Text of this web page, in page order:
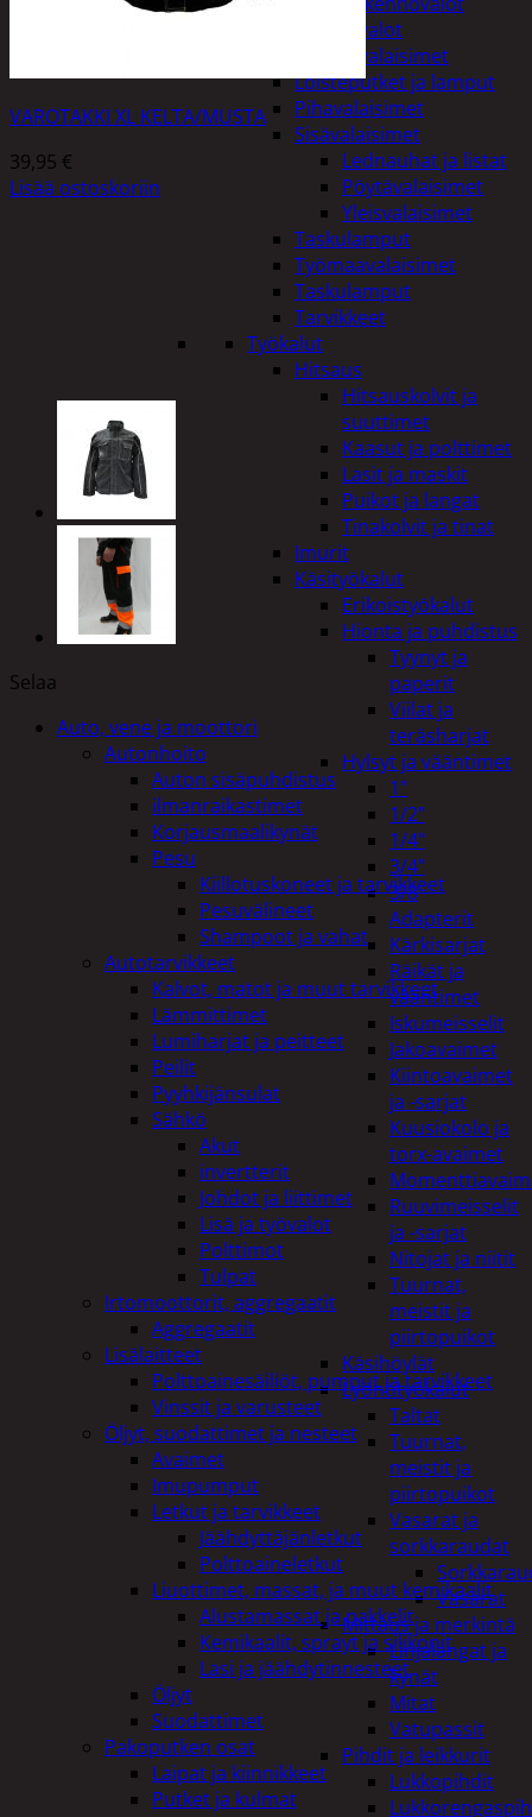
Koristevalot
Koristevalaisimet
Loisteputket ja lamput
Pihavalaisimet
Sisävalaisimet
Lednauhat ja listat
Pöytävalaisimet
Yleisvalaisimet
Taskulamput
Työmaavalaisimet
Taskulamput
Tarvikkeet
Työkalut
Hitsaus
Hitsauskolvit ja
suuttimet
Kaasut ja polttimet
Lasit ja maskit
Puikot ja langat
Tinakolvit ja tinat
Imurit
Käsityökalut
Erikoistyökalut
Hionta ja puhdistus
Tyynyt ja
paperit
Viilat ja
teräsharjat
Hylsyt ja vääntimet
1"
1/2"
1/4"
3/4"
3/8
Adapterit
Kärkisarjat
Räikät ja
vääntimet
Iskumeisselit
Jakoavaimet
Kiintoavaimet
ja -sarjat
Kuusiokolo ja
torx-avaimet
Ruuvimeisselit
ja -sarjat
Nitojat ja niitit
Tuurnat,
meistit ja
piirtopuikot
Käsihöylät
Lyöntityökalut
Taltat
Tuurnat,
meistit ja
piirtopuikot
Vasarat ja
sorkkaraudat
Vasarat
Mittaus ja merkintä
Linjalangat ja
kynät
Mitat
Vatupassit
Pihdit ja leikkurit
Lukkopihdit
VAROTAKKI XL KELTA/MUSTA
39,95 €
Lisää ostoskoriin
Selaa
Auto, vene ja moottori
Autonhoito
Auton sisäpuhdistus
ilmanraikastimet
Korjausmaalikynät
Pesu
Kiillotuskoneet ja tarvikkeet
Pesuvälineet
Shampoot ja vahat
Autotarvikkeet
Kalvot, matot ja muut tarvikkeet
Lämmittimet
Lumiharjat ja peitteet
Peilit
Pyyhkijänsulat
Sähkö
Akut
invertterit
Johdot ja liittimet
Lisä ja työvalot
Polttimot
Tulpat
Irtomoottorit, aggregaatit
Aggregaatit
Lisälaitteet
Polttoainesäiliöt, pumput ja tarvikkeet
Vinssit ja varusteet
Öljyt, suodattimet ja nesteet
Avaimet
Imupumput
Letkut ja tarvikkeet
Jäähdyttäjänletkut
Polttoaineletkut
Liuottimet, massat, ja muut kemikaalit
Alustamassat ja pakkelit
Kemikaalit, sprayt ja silikonit
Lasi ja jäähdytinnesteet
Öljyt
Suodattimet
Pakoputken osat
Laipat ja kiinnikkeet
Putket ja kulmat